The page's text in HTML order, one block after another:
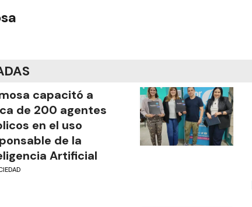
capacitó a
de 200 agentes
en el uso
de la
Artificial